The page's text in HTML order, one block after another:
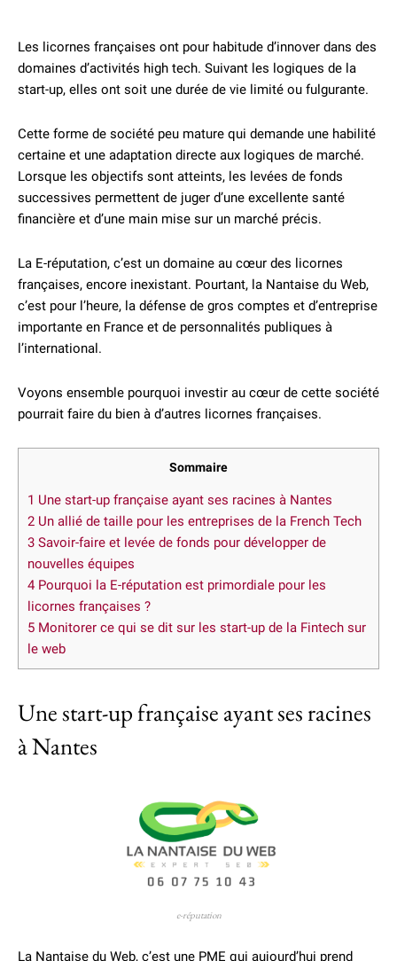
Les licornes françaises ont pour habitude d’innover dans des
domaines d’activités high tech. Suivant les logiques de la
start-up, elles ont soit une durée de vie limité ou fulgurante.
Cette forme de société peu mature qui demande une habilité
certaine et une adaptation directe aux logiques de marché.
Lorsque les objectifs sont atteints, les levées de fonds
successives permettent de juger d’une excellente santé
financière et d’une main mise sur un marché précis.
La E-réputation, c’est un domaine au cœur des licornes
françaises, encore inexistant. Pourtant, la Nantaise du Web,
c’est pour l’heure, la défense de gros comptes et d’entreprise
importante en France et de personnalités publiques à
l’international.
Voyons ensemble pourquoi investir au cœur de cette société
pourrait faire du bien à d’autres licornes françaises.
Sommaire
1 Une start-up française ayant ses racines à Nantes
2 Un allié de taille pour les entreprises de la French Tech
3 Savoir-faire et levée de fonds pour développer de
nouvelles équipes
4 Pourquoi la E-réputation est primordiale pour les
licornes françaises ?
5 Monitorer ce qui se dit sur les start-up de la Fintech sur
le web
Une start-up française ayant ses racines
à Nantes
e-réputation
La Nantaise du Web, c’est une PME qui aujourd’hui prend